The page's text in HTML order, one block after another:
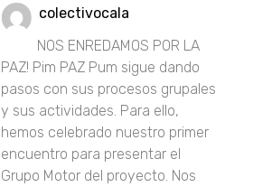
colectivocala
NOS ENREDAMOS POR LA
PAZ! Pim PAZ Pum sigue dando
pasos con sus procesos grupales
y sus actividades. Para ello,
hemos celebrado nuestro primer
encuentro para presentar el
Grupo Motor del proyecto. Nos